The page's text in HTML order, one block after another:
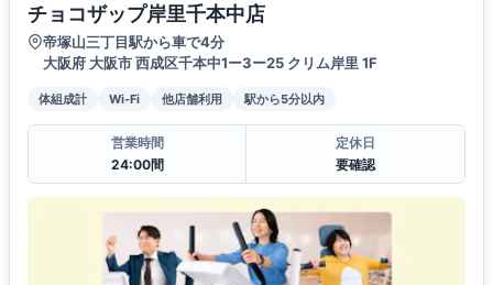
チョコザップ岸里千本中店
帝塚山三丁目駅から車で4分
大阪府 大阪市 西成区千本中1ー3ー25 クリム岸里 1F
体組成計 Wi-Fi 他店舗利用 駅から5分以内
営業時間
24:00間
定休日
要確認